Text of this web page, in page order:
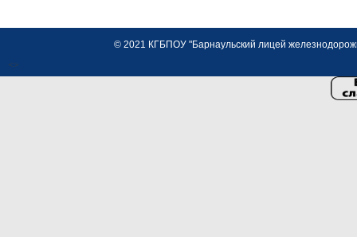
© 2021 КГБПОУ "Барнаульский лицей
<>